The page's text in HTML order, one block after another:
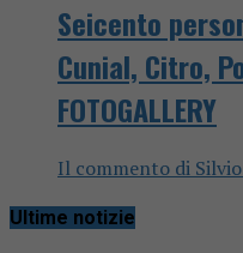
Seicento
Cunial, Citro,
FOTOGALLERY
Il commento di
Ultime notizie